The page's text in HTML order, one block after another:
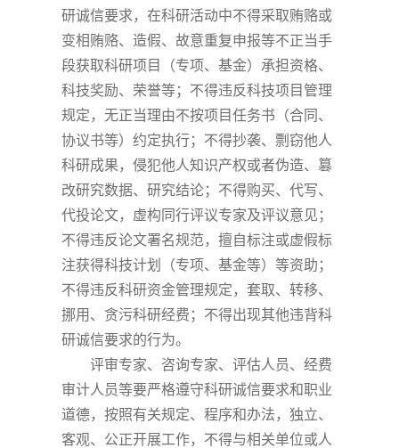
研诚信要求，在科研活动中不得采取贿赂或
变相贿赂、造假、故意重复申报等不正当手
段获取科研项目（专项、基金）承担资格、
科技奖励、荣誉等；不得违反科技项目管理
规定，无正当理由不按项目任务书（合同、
协议书等）约定执行；不得抄袭、剽窃他人
科研成果，侵犯他人知识产权或者伪造、篡
改研究数据、研究结论；不得购买、代写、
代投论文，虚构同行评议专家及评议意见；
不得违反论文署名规范，擅自标注或虚假标
注获得科技计划（专项、基金等）等资助；
不得违反科研资金管理规定，套取、转移、
挪用、贪污科研经费；不得出现其他违背科
研诚信要求的行为。
评审专家、咨询专家、评估人员、经费
审计人员等要严格遵守科研诚信要求和职业
道德，按照有关规定、程序和办法，独立、
客观、公正开展工作，不得与相关单位或人